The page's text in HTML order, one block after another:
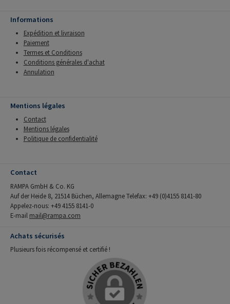
Informations
Expédition et livraison
Paiement
Termes et Conditions
Conditions générales d'achat
Annulation
Mentions légales
Contact
Mentions légales
Politique de confidentialité
Contact
RAMPA GmbH & Co. KG
Auf der Heide 8, 21514 Büchen, Allemagne Telefax: +49 (0)4155 8141-80
Appelez-nous: +49 4155 8141-0
E-mail mail@rampa.com
Achats sécurisés
Plusieurs fois récompensé et certifié !